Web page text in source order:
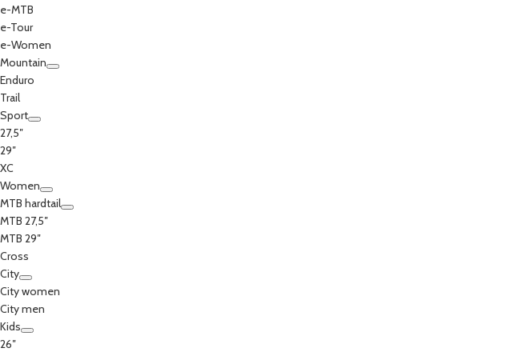
e-MTB
e-Tour
e-Women
Mountain
Enduro
Trail
Sport
27,5″
29″
XC
Women
MTB hardtail
MTB 27,5″
MTB 29″
Cross
City
City women
City men
Kids
26″